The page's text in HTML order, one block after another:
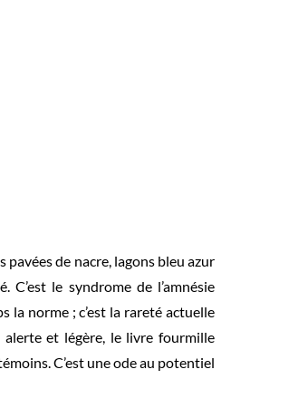
pavées de nacre, lagons bleu azur
le syndrome de l’amnésie
la norme ; c’est la rareté actuelle
et légère, le livre fourmille
C’est une ode au potentiel